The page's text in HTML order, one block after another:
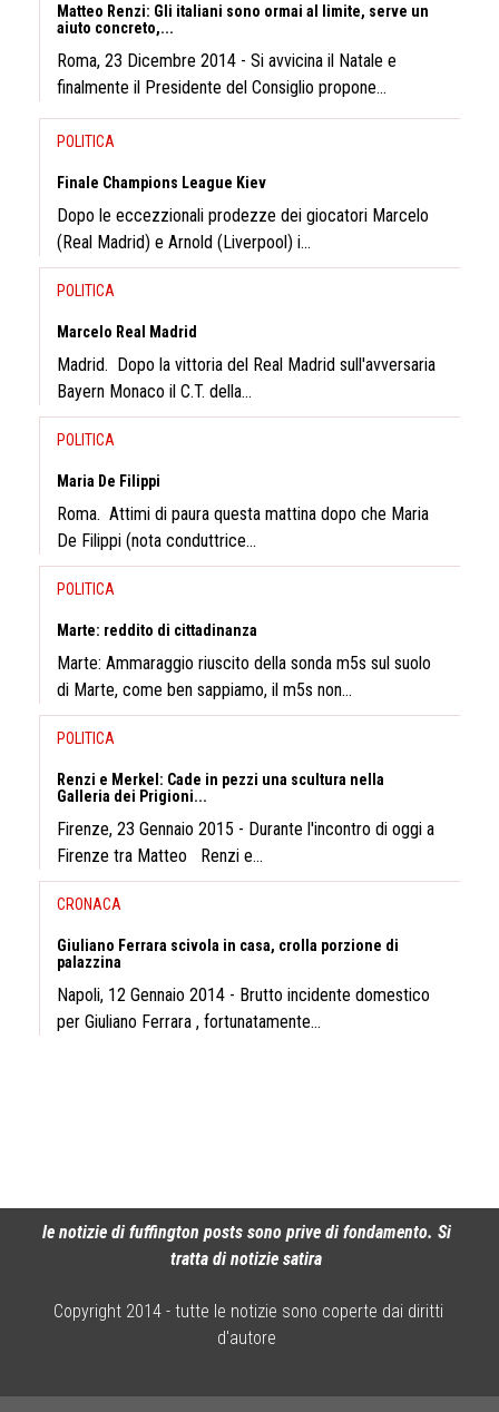
Matteo Renzi: Gli italiani sono ormai al limite, serve un
aiuto concreto,...
Roma, 23 Dicembre 2014 - Si avvicina il Natale e
finalmente il Presidente del Consiglio propone...
POLITICA
Finale Champions League Kiev
Dopo le eccezzionali prodezze dei giocatori Marcelo
(Real Madrid) e Arnold (Liverpool) i...
POLITICA
Marcelo Real Madrid
Madrid. Dopo la vittoria del Real Madrid sull'avversaria
Bayern Monaco il C.T. della...
POLITICA
Maria De Filippi
Roma. Attimi di paura questa mattina dopo che Maria
De Filippi (nota conduttrice...
POLITICA
Marte: reddito di cittadinanza
Marte: Ammaraggio riuscito della sonda m5s sul suolo
di Marte, come ben sappiamo, il m5s non...
POLITICA
Renzi e Merkel: Cade in pezzi una scultura nella
Galleria dei Prigioni...
Firenze, 23 Gennaio 2015 - Durante l'incontro di oggi a
Firenze tra Matteo Renzi e...
CRONACA
Giuliano Ferrara scivola in casa, crolla porzione di
palazzina
Napoli, 12 Gennaio 2014 - Brutto incidente domestico
per Giuliano Ferrara , fortunatamente...
le notizie di fuffington posts sono prive di fondamento. Si
tratta di notizie satira
Copyright 2014 - tutte le notizie sono coperte dai diritti
d'autore